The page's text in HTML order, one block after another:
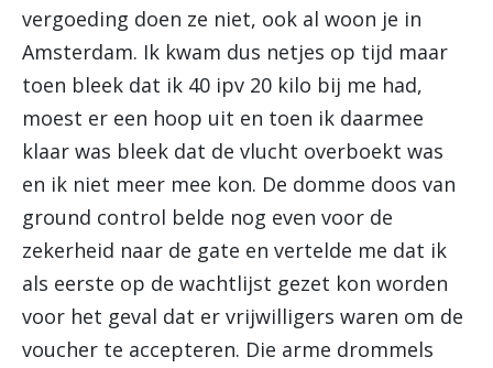
vergoeding doen ze niet, ook al woon je in
Amsterdam. Ik kwam dus netjes op tijd maar
toen bleek dat ik 40 ipv 20 kilo bij me had,
moest er een hoop uit en toen ik daarmee
klaar was bleek dat de vlucht overboekt was
en ik niet meer mee kon. De domme doos van
ground control belde nog even voor de
zekerheid naar de gate en vertelde me dat ik
als eerste op de wachtlijst gezet kon worden
voor het geval dat er vrijwilligers waren om de
voucher te accepteren. Die arme drommels